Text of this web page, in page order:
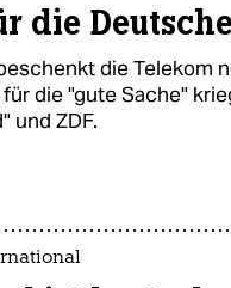
die
die Telekom
die "gute Sache"
und ZDF.